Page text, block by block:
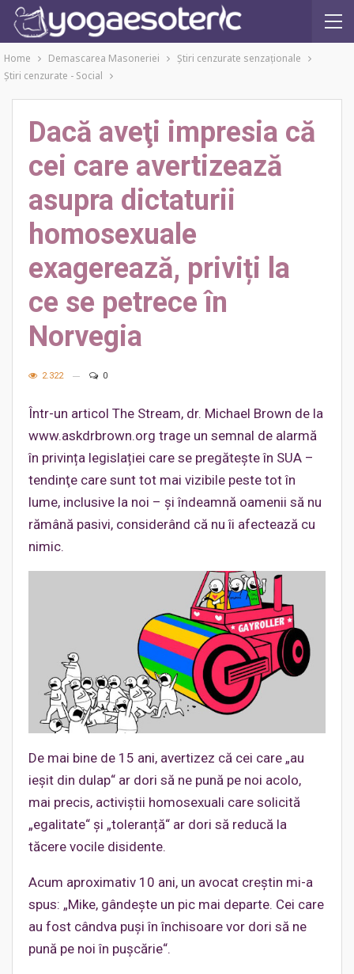
Home Demascarea Masoneriei
Ştiri cenzurate senzaţionale
Ştiri cenzurate - Social
Dacă aveţi impresia că
cei care avertizează
asupra dictaturii
homosexuale
exagerează, priviți la
ce se petrece în
Norvegia
2.322 0
Într-un articol The Stream, dr. Michael Brown de la
www.askdrbrown.org trage un semnal de alarmă
în privința legislației care se pregătește în SUA –
tendinţe care sunt tot mai vizibile peste tot în
lume, inclusive la noi – și îndeamnă oamenii să nu
rămână pasivi, considerând că nu îi afectează cu
nimic.
De mai bine de 15 ani, avertizez că cei care „au
ieșit din dulap“ ar dori să ne pună pe noi acolo,
mai precis, activiștii homosexuali care solicită
„egalitate“ și „toleranță“ ar dori să reducă la
tăcere vocile disidente.
Acum aproximativ 10 ani, un avocat creștin mi-a
spus: „Mike, gândește un pic mai departe. Cei care
au fost cândva puși în închisoare vor dori să ne
pună pe noi în pușcărie“.